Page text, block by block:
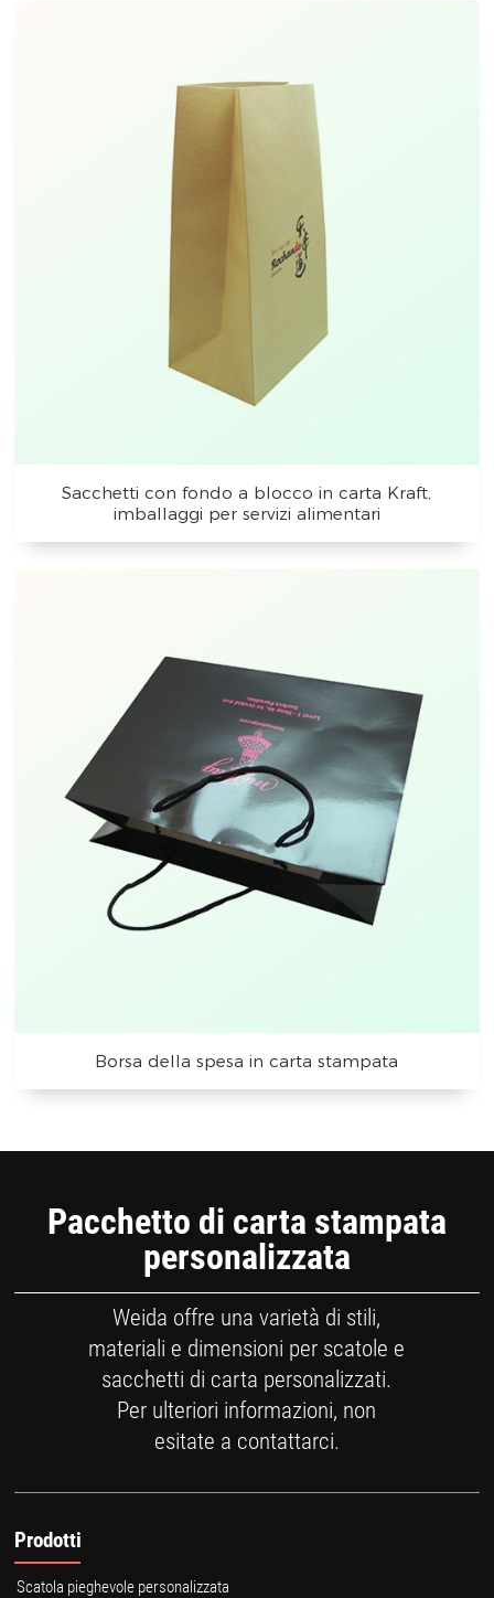
Sacchetti con fondo a blocco in carta Kraft,
imballaggi per servizi alimentari
Borsa della spesa in carta stampata
Pacchetto di carta stampata
personalizzata
Weida offre una varietà di stili,
materiali e dimensioni per scatole e
sacchetti di carta personalizzati.
Per ulteriori informazioni, non
esitate a contattarci.
Prodotti
Scatola pieghevole personalizzata